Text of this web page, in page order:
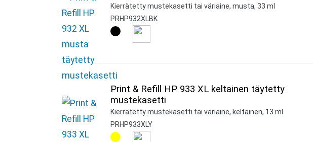
Kierrätetty mustekasetti tai väriaine, musta, 33 ml
PRHP932XLBK
Print & Refill HP 933 XL keltainen täytetty
mustekasetti
Kierrätetty mustekasetti tai väriaine, keltainen, 13 ml
PRHP933XLY